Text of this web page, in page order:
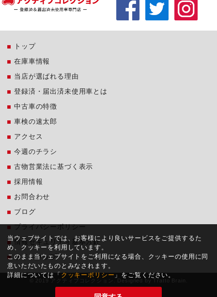
トップ
在庫車情報
当店が選ばれる理由
登録済・届出済未使用車とは
中古車の特徴
車検の速太郎
アクセス
今週のチラシ
古物営業法に基づく表示
採用情報
お問合わせ
ブログ
プライバシーポリシー
情報セキュリティ基本方針
サイトマップ
© 2019 アクティブコレクション. Designed by Tratto Brain
当ウェブサイトでは、お客様により良いサービスをご提供するた
め、クッキーを利用しています。
このまま当ウェブサイトをご利用になる場合、クッキーの使用に同
意いただいたものとみなされます。
詳細については「 クッキーポリシー 」をご覧ください。